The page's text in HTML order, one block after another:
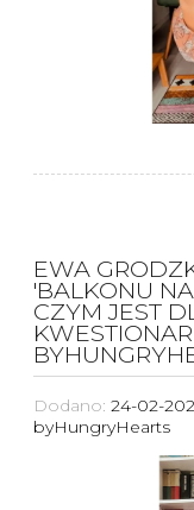
EWA
'BALKONU
CZYM JEST
Dodano: 24-02-
byHungryHearts